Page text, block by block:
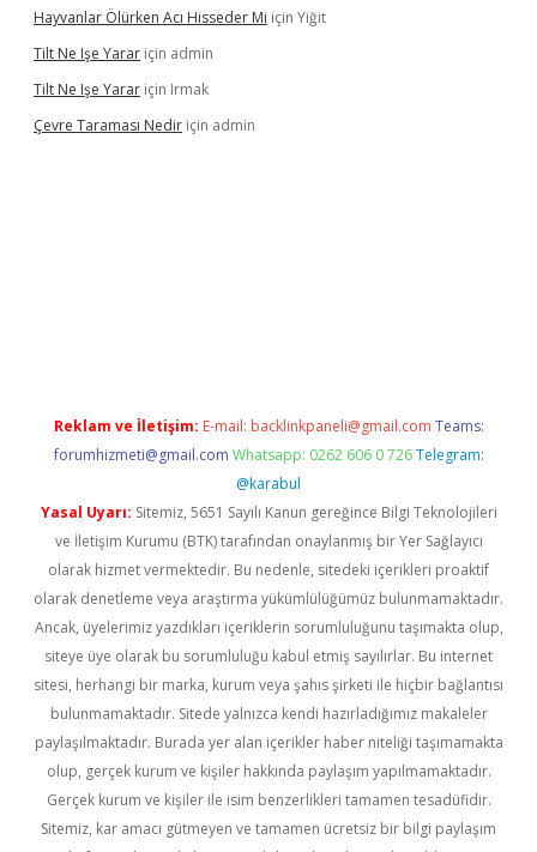
Hayvanlar Ölürken Acı Hisseder Mi için Yiğit
Tilt Ne Işe Yarar için admin
Tilt Ne Işe Yarar için Irmak
Çevre Taraması Nedir için admin
Reklam ve İletişim: E-mail: backlinkpaneli@gmail.com Teams:
forumhizmeti@gmail.com Whatsapp: 0262 606 0 726 Telegram:
@karabul
Yasal Uyarı: Sitemiz, 5651 Sayılı Kanun gereğince Bilgi Teknolojileri
ve İletişim Kurumu (BTK) tarafından onaylanmış bir Yer Sağlayıcı
olarak hizmet vermektedir. Bu nedenle, sitedeki içerikleri proaktif
olarak denetleme veya araştırma yükümlülüğümüz bulunmamaktadır.
Ancak, üyelerimiz yazdıkları içeriklerin sorumluluğunu taşımakta olup,
siteye üye olarak bu sorumluluğu kabul etmiş sayılırlar. Bu internet
sitesi, herhangi bir marka, kurum veya şahıs şirketi ile hiçbir bağlantısı
bulunmamaktadır. Sitede yalnızca kendi hazırladığımız makaleler
paylaşılmaktadır. Burada yer alan içerikler haber niteliği taşımamakta
olup, gerçek kurum ve kişiler hakkında paylaşım yapılmamaktadır.
Gerçek kurum ve kişiler ile isim benzerlikleri tamamen tesadüfidir.
Sitemiz, kar amacı gütmeyen ve tamamen ücretsiz bir bilgi paylaşım